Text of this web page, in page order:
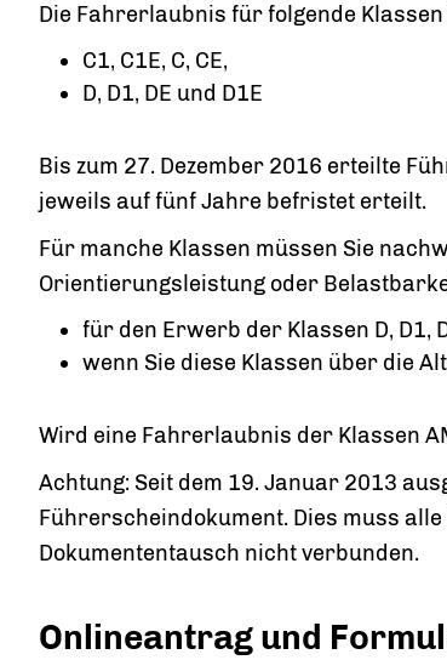
Die Fahrerlaubnis für folgende
C1, C1E, C, CE,
D, D1, DE und D1E
Bis zum 27. Dezember 2016 erteilte
jeweils auf fünf Jahre befristet erteilt.
Für manche Klassen müssen Sie
Orientierungsleistung oder
für den Erwerb der Klassen D, D1,
wenn Sie diese Klassen über die
Wird eine Fahrerlaubnis der Klassen
Achtung: Seit dem 19. Januar 2013
Führerscheindokument. Dies muss
Dokumententausch nicht verbunden.
Onlineantrag und